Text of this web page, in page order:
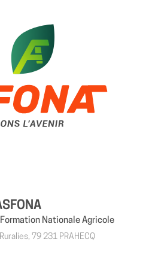
Nationale Agricole
79 231 PRAHECQ